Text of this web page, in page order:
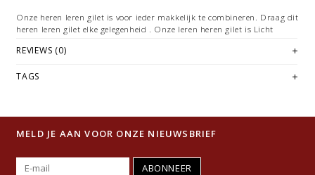
Onze heren leren gilet is voor ieder makkelijk te combineren. Draag dit
heren leren gilet elke gelegenheid . Onze leren heren gilet is Licht
steekzakken het is altijd handig .
Pasvorm: (deze leren heren gilet valt klein)
Twee binnenzakken
REVIEWS (0)
TAGS
MELD JE AAN VOOR ONZE NIEUWSBRIEF
ABONNEER